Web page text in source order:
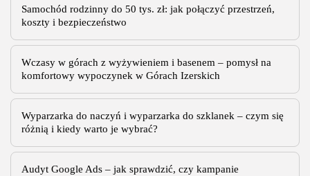
przewożone w sposób zapewniający bezpieczeństwo produktu,
łatwą obsługę magazynową oraz sprawną dystrybucję. Każde
uszkodzenie...
PUBLIKACJA: REDAKCJA 29 LIPCA, 2026
Samochód rodzinny do 50 tys. zł: jak połączyć przestrzeń,
koszty i bezpieczeństwo
Wczasy w górach z wyżywieniem i basenem – pomysł na
komfortowy wypoczynek w Górach Izerskich
Wyparzarka do naczyń i wyparzarka do szklanek – czym się
różnią i kiedy warto je wybrać?
Audyt Google Ads – jak sprawdzić, czy kampanie